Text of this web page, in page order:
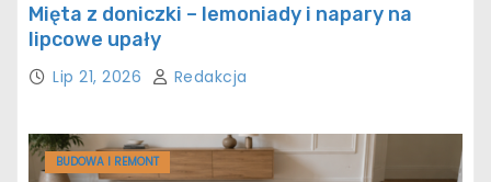
Mięta z doniczki – lemoniady i napary na
lipcowe upały
Lip 21, 2026 Redakcja
BUDOWA I REMONT